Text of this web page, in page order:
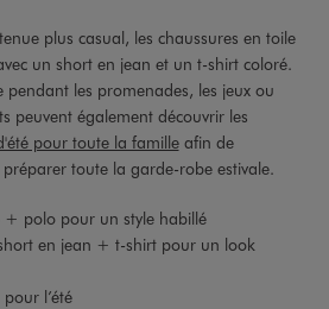
plus casual, les chaussures en toile
un short en jean et un t-shirt coloré.
pendant les promenades, les jeux ou
peuvent également découvrir les
pour toute la familleafin de
toute la garde-robe estivale.
polo pour un style habillé
en jean + t-shirt pour un look
l’été